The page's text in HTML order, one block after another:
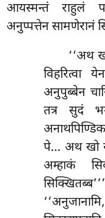
आयस्मन्तं राहुलं
अनुप्पत्तेन सामणेरानं
‘‘अथ
विहरित्वा
अनुपुब्बेन
तत्र सुदं
पे… अथ खो
अम्हाकं